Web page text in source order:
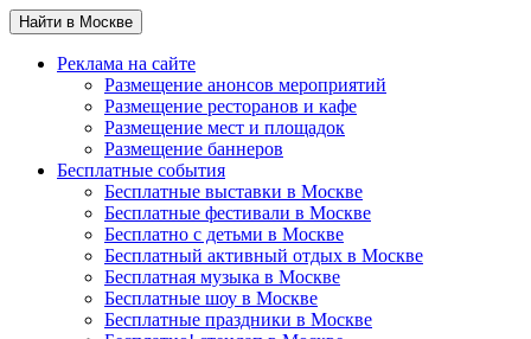
Найти в Москве
Реклама на сайте
Размещение анонсов мероприятий
Размещение ресторанов и кафе
Размещение мест и площадок
Размещение баннеров
Бесплатные события
Бесплатные выставки в Москве
Бесплатные фестивали в Москве
Бесплатно с детьми в Москве
Бесплатный активный отдых в Москве
Бесплатная музыка в Москве
Бесплатные шоу в Москве
Бесплатные праздники в Москве